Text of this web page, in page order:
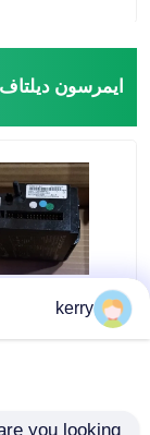
ايمرسون ديلتاف
KJ3001X1-BJ1
DO 8 Channel
وحدة إخراج
kerry
you looking